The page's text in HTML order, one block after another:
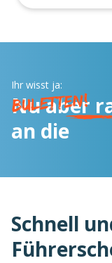
Ihr wisst ja:
Nu aber
an die
Schnell